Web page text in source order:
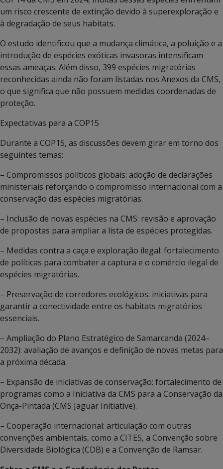
um risco crescente de extinção devido à superexploração e
à degradação de seus habitats.
O estudo identificou que a mudança climática, a poluição e a
introdução de espécies exóticas invasoras intensificam
essas ameaças. Além disso, 399 espécies migratórias
reconhecidas ainda não foram listadas nos Anexos da CMS,
o que significa que não possuem medidas coordenadas de
proteção.
Expectativas para a COP15
Durante a COP15, as discussões devem girar em torno dos
seguintes temas:
– Compromissos políticos globais: adoção de declarações
ministeriais reforçando o compromisso internacional com a
conservação das espécies migratórias.
– Inclusão de novas espécies na CMS: revisão e aprovação
de propostas para ampliar a lista de espécies protegidas.
– Medidas contra a caça e exploração ilegal: fortalecimento
de políticas para combater a captura e o comércio ilegal de
espécies migratórias.
– Preservação de corredores ecológicos: iniciativas para
garantir a conectividade entre os habitats migratórios
essenciais.
– Ampliação do Plano Estratégico de Samarcanda (2024–
2032): avaliação de avanços e definição de novas metas para
a próxima década.
– Expansão de iniciativas de conservação: fortalecimento de
programas como a Iniciativa da CMS para a Conservação da
Onça-Pintada (CMS Jaguar Initiative).
– Cooperação internacional: articulação com outras
convenções ambientais, como a CITES, a Convenção sobre
Diversidade Biológica (CDB) e a Convenção de Ramsar.